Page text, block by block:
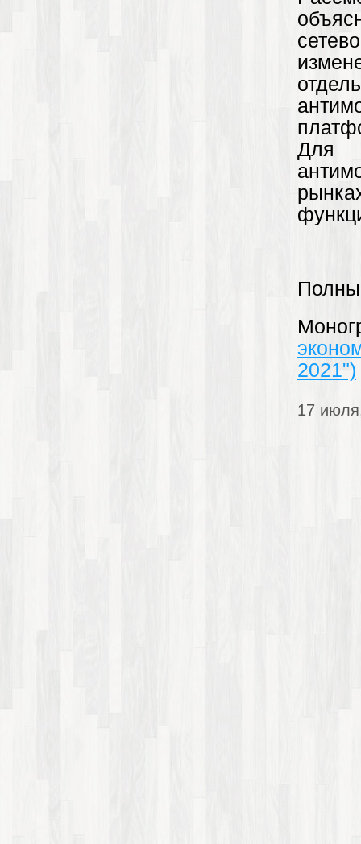
Для
2021")
17